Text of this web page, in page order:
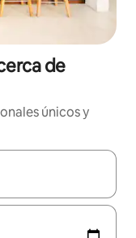
de
únicos y
podrás navegar